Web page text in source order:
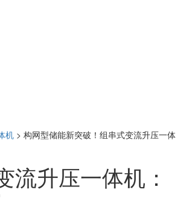
机 > 构网型储能新突破！组串式变流升压一体
升压一体机：